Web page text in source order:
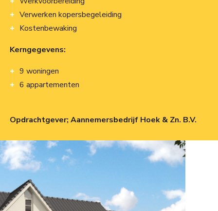
Verwerken kopersbegeleiding
Kostenbewaking
Kerngegevens:
9 woningen
6 appartementen
Opdrachtgever; Aannemersbedrijf Hoek & Zn. B.V.